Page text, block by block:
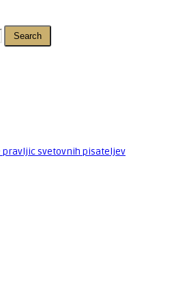
Search
pravljic svetovnih pisateljev